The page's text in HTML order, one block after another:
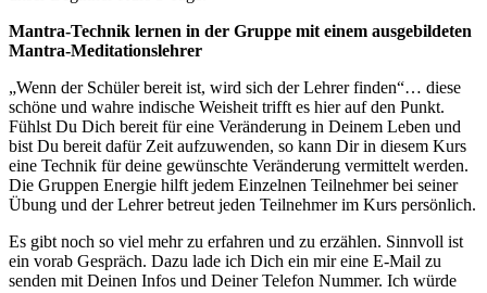
Mantra-Technik lernen in der Gruppe mit einem ausgebildeten
Mantra-Meditationslehrer
„Wenn der Schüler bereit ist, wird sich der Lehrer finden“… diese
schöne und wahre indische Weisheit trifft es hier auf den Punkt.
Fühlst Du Dich bereit für eine Veränderung in Deinem Leben und
bist Du bereit dafür Zeit aufzuwenden, so kann Dir in diesem Kurs
eine Technik für deine gewünschte Veränderung vermittelt werden.
Die Gruppen Energie hilft jedem Einzelnen Teilnehmer bei seiner
Übung und der Lehrer betreut jeden Teilnehmer im Kurs persönlich.
Es gibt noch so viel mehr zu erfahren und zu erzählen. Sinnvoll ist
ein vorab Gespräch. Dazu lade ich Dich ein mir eine E-Mail zu
senden mit Deinen Infos und Deiner Telefon Nummer. Ich würde